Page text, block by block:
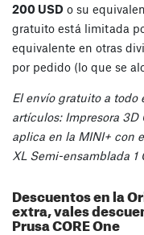
200 USD o su
gratuito está limitada
equivalente en otras
por pedido (lo que se
El envío gratuito a todo
artículos: Impresora 3D
aplica en la MINI+ con
XL Semi-ensamblada 1
Descuentos en la
extra, vales
Prusa CORE One